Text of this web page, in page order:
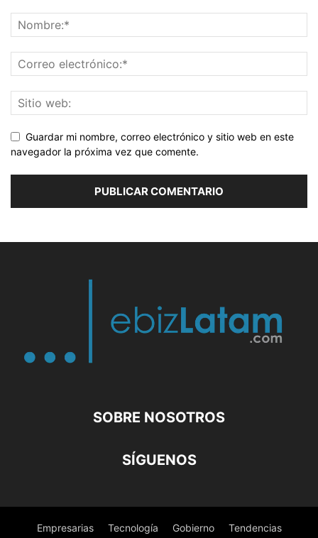
Guardar mi nombre, correo electrónico y sitio web en este
navegador la próxima vez que comente.
SOBRE NOSOTROS
SÍGUENOS
Empresarias Tecnología Gobierno Tendencias